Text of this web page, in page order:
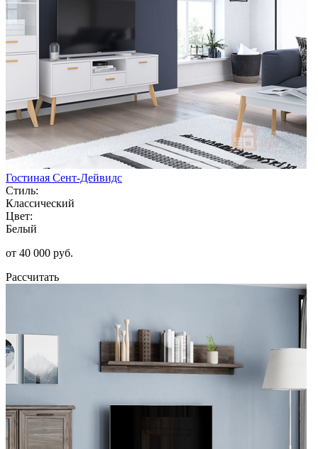
Гостиная Сент-Дейвидс
Стиль:
Классический
Цвет:
Белый
от 40 000 руб.
Рассчитать